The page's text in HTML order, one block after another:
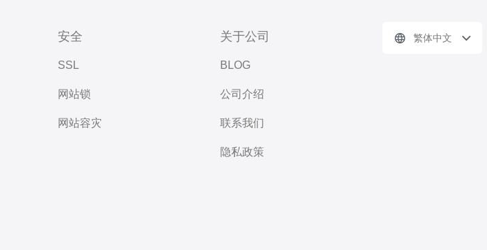
安全
SSL
网站锁
网站容灾
关于公司
BLOG
公司介绍
联系我们
隐私政策
繁体中文